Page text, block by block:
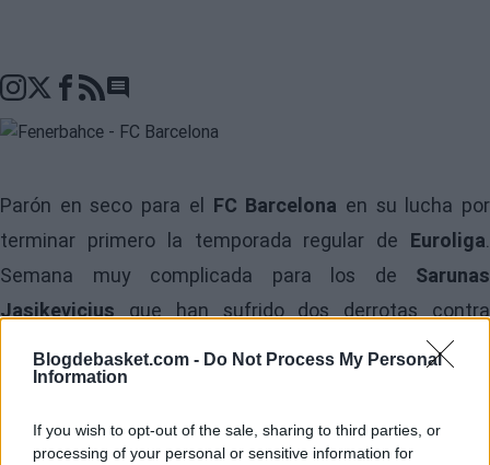
Blogdebasket.com - Do Not Process My Personal
Information
If you wish to opt-out of the sale, sharing to third parties, or
processing of your personal or sensitive information for
Go to comments seciton
Parón en seco para el FC Barcelona en su lucha por
terminar primero la temporada regular de Euroliga.
Semana muy complicada para los de Sarunas
Jasikeviciusque han sufrido dos derrotas contra
rivales directos. El martes pasado cayeron en El Pireo
contra elOlympiacos
se acercan peligrosamente a los blaugranas, que deben